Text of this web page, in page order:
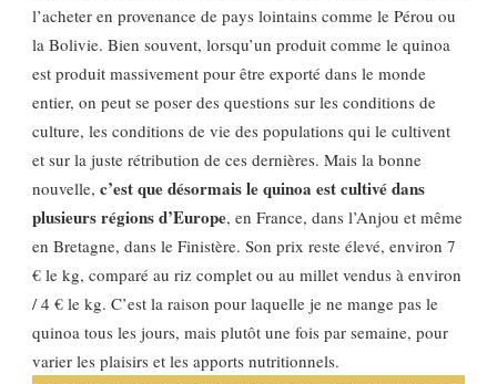
l’acheter en provenance de pays lointains comme le Pérou ou
la Bolivie. Bien souvent, lorsqu’un produit comme le quinoa
est produit massivement pour être exporté dans le monde
entier, on peut se poser des questions sur les conditions de
culture, les conditions de vie des populations qui le cultivent
et sur la juste rétribution de ces dernières. Mais la bonne
nouvelle, c’est que désormais le quinoa est cultivé dans
plusieurs régions d’Europe, en France, dans l’Anjou et même
en Bretagne, dans le Finistère. Son prix reste élevé, environ 7
€ le kg, comparé au riz complet ou au millet vendus à environ
/ 4 € le kg. C’est la raison pour laquelle je ne mange pas le
quinoa tous les jours, mais plutôt une fois par semaine, pour
varier les plaisirs et les apports nutritionnels.